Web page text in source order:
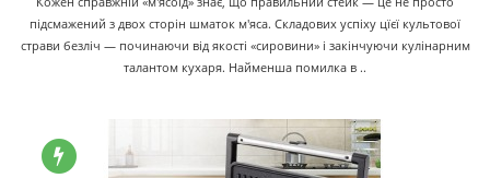
підсмажений з двох сторін шматок м'яса. Складових успіху цїєї культової
страви безліч — починаючи від якості «сировини» і закінчуючи кулінарним
талантом кухаря. Найменша помилка в ..